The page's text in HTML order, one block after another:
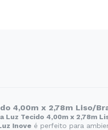
4,00m x 2,78m Liso/
Luz Tecido 4,00m x 2,78m
Inove é perfeito para